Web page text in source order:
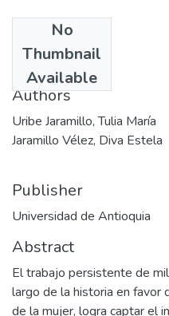
No
Thumbnail
Available
1996
Authors
Uribe Jaramillo, Tulia María
Jaramillo Vélez, Diva Estela
Publisher
Universidad de Antioquia
Abstract
El trabajo persistente de
largo de la historia en favor
de la mujer, logra captar el